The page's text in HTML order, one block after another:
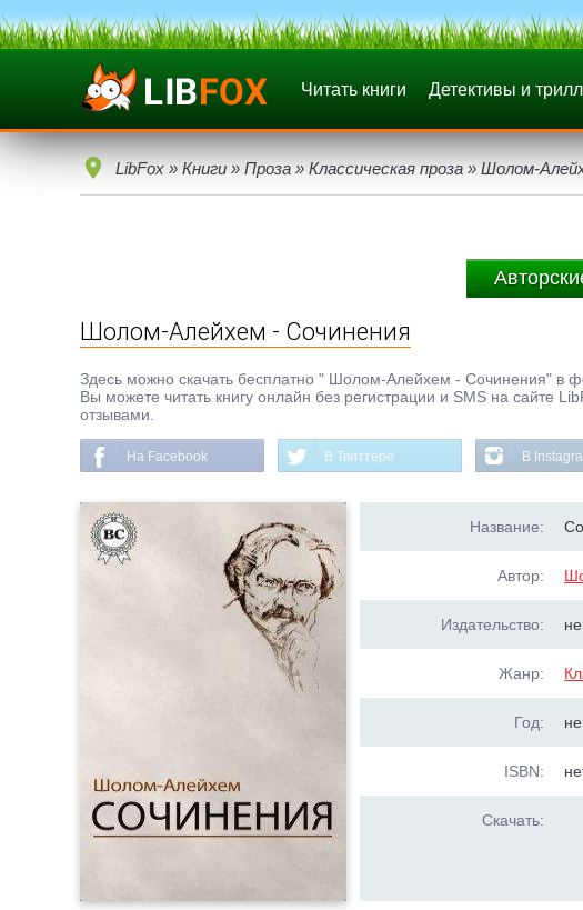
Читать книги Детективы и
LibFox » Книги » Проза » Классическая проза » Шолом-
Шолом-Алейхем - Сочинения
Здесь можно скачать бесплатно " Шолом-Алейхем - Сочинения" в
Вы можете читать книгу онлайн без регистрации и SMS на сайте
отзывами.
На Facebook В Твиттере В
Название:
Автор:
Издательство:
Жанр:
Год:
ISBN:
Скачать: